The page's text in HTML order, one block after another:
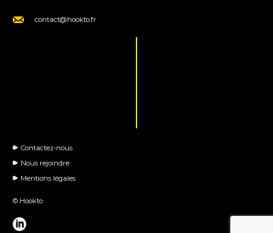
contact@hookto.fr
Contactez-nous
Nous rejoindre
Mentions légales
© Hookto